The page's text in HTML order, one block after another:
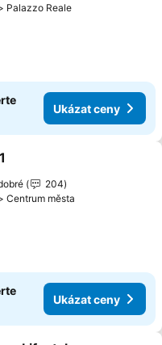
Palazzo Reale
Ukázat ceny
na seznam oblíbených
204
Centrum města
Ukázat ceny